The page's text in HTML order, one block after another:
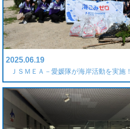
2025.06.19
ＪＳＭＥＡ－愛媛隊が海岸活動を実施！